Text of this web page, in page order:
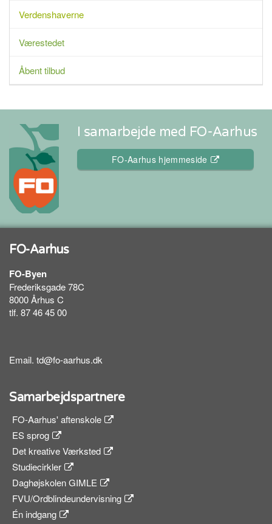
Verdenshaverne
Værestedet
Åbent tilbud
I samarbejde med FO-Aarhus
FO-Aarhus hjemmeside
FO-Aarhus
FO-Byen
Frederiksgade 78C
8000 Århus C
tlf. 87 46 45 00
Email. td@fo-aarhus.dk
Samarbejdspartnere
FO-Aarhus' aftenskole
ES sprog
Det kreative Værksted
Studiecirkler
Daghøjskolen GIMLE
FVU/Ordblindeundervisning
Én indgang